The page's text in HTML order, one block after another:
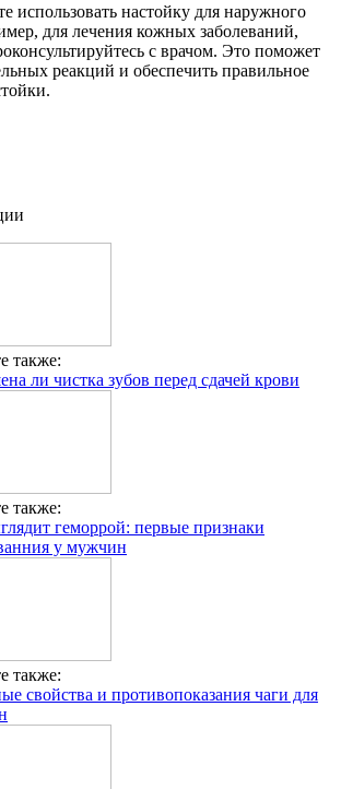
использовать настойку для наружного
для лечения кожных заболеваний,
с врачом. Это поможет
реакций и обеспечить правильное
также:
ли чистка зубов перед сдачей крови
также:
геморрой: первые признаки
у мужчин
также:
свойства и противопоказания чаги для